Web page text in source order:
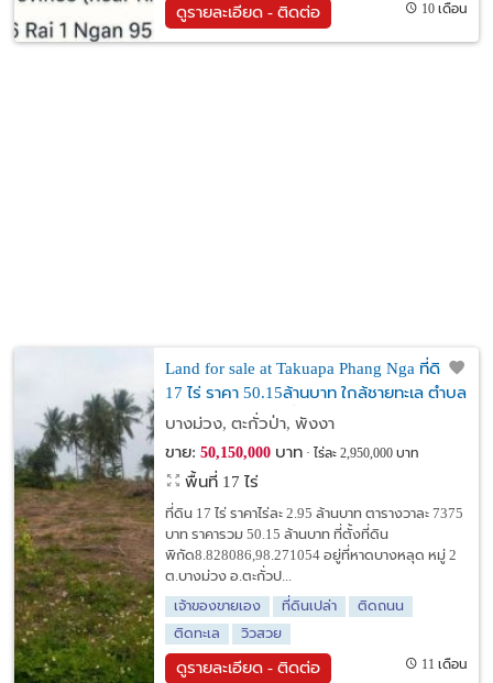
ดูรายละเอียด - ติดต่อ 10 เดือน
Land for sale at Takuapa Phang Nga ที่ดิน
17 ไร่ ราคา 50.15ล้านบาท ใกล้ชายทะเล ตำบล
บางม่วง อำเภอตะกั่วป่า จังหวัดพังงา
บางม่วง, ตะกั่วป่า, พังงา
ขาย: 50,150,000บาท ไร่ละ 2,950,000 บาท
พื้นที่ 17 ไร่
ที่ดิน 17 ไร่ ราคาไร่ละ 2.95 ล้านบาท ตารางวาละ 7375
บาท ราคารวม 50.15 ล้านบาท ที่ตั้งที่ดิน
พิกัด8.828086,98.271054 อยู่ที่หาดบางหลุด หมู่ 2
ต.บางม่วง อ.ตะกั่วป...
เจ้าของขายเอง
ที่ดินเปล่า
ติดถนน
ติดทะเล
วิวสวย
ดูรายละเอียด - ติดต่อ 11 เดือน